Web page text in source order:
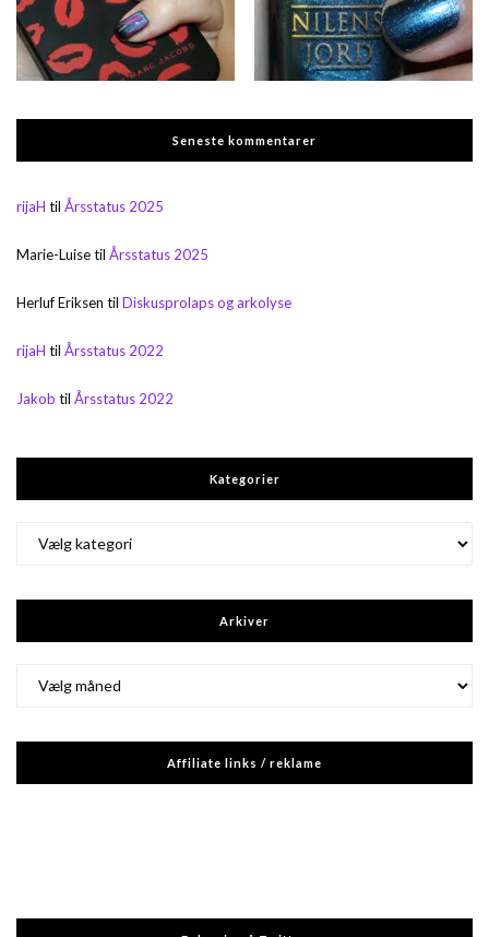
Seneste kommentarer
rijaH til Årsstatus 2025
Marie-Luisetil Årsstatus 2025
Herluf Eriksen til Diskusprolaps og arkolyse
rijaH til Årsstatus 2022
Jakob til Årsstatus 2022
Kategorier
Arkiver
Affiliate links / reklame